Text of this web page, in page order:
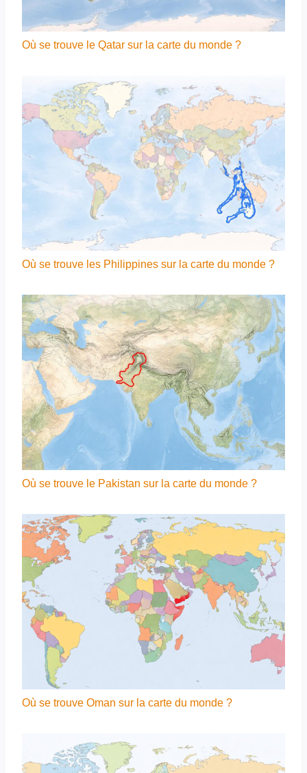
Où se trouve le Qatar sur la carte du monde ?
Où se trouve les Philippines sur la carte du monde ?
Où se trouve le Pakistan sur la carte du monde ?
Où se trouve Oman sur la carte du monde ?